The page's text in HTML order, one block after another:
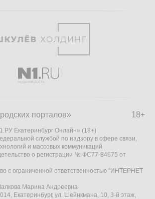
18+
порталов»
Екатеринбург Онлайн» (18+)
службой по надзору в сфере связи,
и массовых коммуникаций
о регистрации № ФС77-84675 от
с ограниченной ответственностью "ИНТЕРНЕТ
Марина Андреевна
Екатеринбург, ул. Шейнкмана, 10, 3-й этаж,